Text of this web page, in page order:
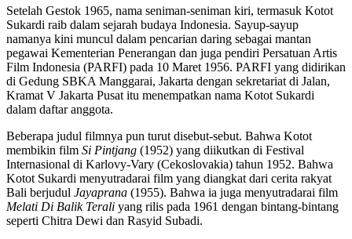
Setelah Gestok 1965, nama seniman-seniman kiri, termasuk Kotot
Sukardi raib dalam sejarah budaya Indonesia. Sayup-sayup
namanya kini muncul dalam pencarian daring sebagai mantan
pegawai Kementerian Penerangan dan juga pendiri Persatuan Artis
Film Indonesia (PARFI) pada 10 Maret 1956. PARFI yang didirikan
di Gedung SBKA Manggarai, Jakarta dengan sekretariat di Jalan,
Kramat V Jakarta Pusat itu menempatkan nama Kotot Sukardi
dalam daftar anggota.
Beberapa judul filmnya pun turut disebut-sebut. Bahwa Kotot
membikin film Si Pintjang (1952) yang diikutkan di Festival
Internasional di Karlovy-Vary (Cekoslovakia) tahun 1952. Bahwa
Kotot Sukardi menyutradarai film yang diangkat dari cerita rakyat
Bali berjudul Jayaprana (1955). Bahwa ia juga menyutradarai film
Melati Di Balik Terali yang rilis pada 1961 dengan bintang-bintang
seperti Chitra Dewi dan Rasyid Subadi.